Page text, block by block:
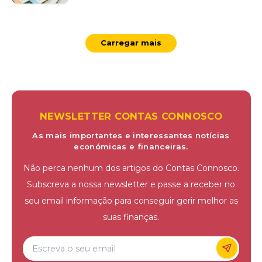
Carregar mais
NEWSLETTER CONTAS CONNOSCO
As mais importantes e interessantes notícias
económicas e financeiras.
Não perca nenhum dos artigos do Contas Connosco.
Subscreva a nossa newsletter e passe a receber no
seu email informação para conseguir gerir melhor as
suas finanças.